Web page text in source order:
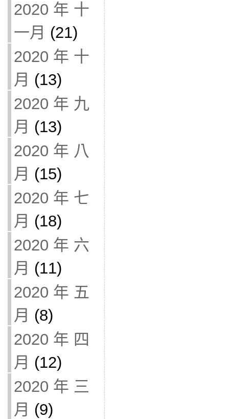
2020 年 十
一月 (21)
2020 年 十
月 (13)
2020 年 九
月 (13)
2020 年 八
月 (15)
2020 年 七
月 (18)
2020 年 六
月 (11)
2020 年 五
月 (8)
2020 年 四
月 (12)
2020 年 三
月 (9)